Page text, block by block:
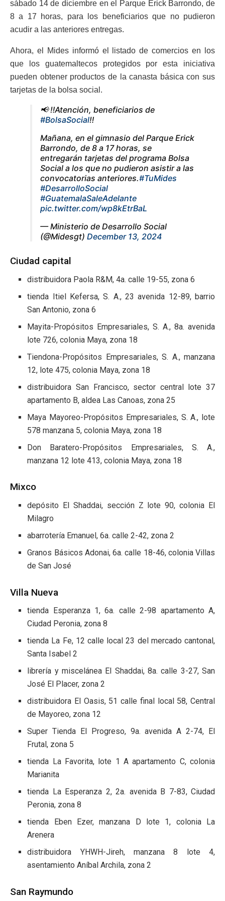
sábado 14 de diciembre en el Parque Erick Barrondo, de
8 a 17 horas, para los beneficiarios que no pudieron
acudir a las anteriores entregas.
Ahora, el Mides informó el listado de comercios en los
que los guatemaltecos protegidos por esta iniciativa
pueden obtener productos de la canasta básica con sus
tarjetas de la bolsa social.
📢 ‼️Atención, beneficiarios de
#BolsaSocial‼️
Mañana, en el gimnasio del Parque Erick
Barrondo, de 8 a 17 horas, se
entregarán tarjetas del programa Bolsa
Social a los que no pudieron asistir a las
convocatorias anteriores.#TuMides
#DesarrolloSocial
#GuatemalaSaleAdelante
pic.twitter.com/wp8kEtrBaL
— Ministerio de Desarrollo Social
(@Midesgt) December 13, 2024
Ciudad capital
distribuidora Paola R&M, 4a. calle 19-55, zona 6
tienda Itiel Kefersa, S. A., 23 avenida 12-89, barrio
San Antonio, zona 6
Mayita-Propósitos Empresariales, S. A., 8a. avenida
lote 726, colonia Maya, zona 18
Tiendona-Propósitos Empresariales, S. A., manzana
12, lote 475, colonia Maya, zona 18
distribuidora San Francisco, sector central lote 37
apartamento B, aldea Las Canoas, zona 25
Maya Mayoreo-Propósitos Empresariales, S. A., lote
578 manzana 5, colonia Maya, zona 18
Don Baratero-Propósitos Empresariales, S. A.,
manzana 12 lote 413, colonia Maya, zona 18
Mixco
depósito El Shaddai, sección Z lote 90, colonia El
Milagro
abarrotería Emanuel, 6a. calle 2-42, zona 2
Granos Básicos Adonai, 6a. calle 18-46, colonia Villas
de San José
Villa Nueva
tienda Esperanza 1, 6a. calle 2-98 apartamento A,
Ciudad Peronia, zona 8
tienda La Fe, 12 calle local 23 del mercado cantonal,
Santa Isabel 2
librería y miscelánea El Shaddai, 8a. calle 3-27, San
José El Placer, zona 2
distribuidora El Oasis, 51 calle final local 58, Central
de Mayoreo, zona 12
Super Tienda El Progreso, 9a. avenida A 2-74, El
Frutal, zona 5
tienda La Favorita, lote 1 A apartamento C, colonia
Marianita
tienda La Esperanza 2, 2a. avenida B 7-83, Ciudad
Peronia, zona 8
tienda Eben Ezer, manzana D lote 1, colonia La
Arenera
distribuidora YHWH-Jireh, manzana 8 lote 4,
asentamiento Aníbal Archila, zona 2
San Raymundo